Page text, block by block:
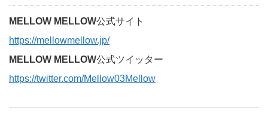
MELLOW MELLOW公式サイト
https://mellowmellow.jp/
MELLOW MELLOW公式ツイッター
https://twitter.com/Mellow03Mellow